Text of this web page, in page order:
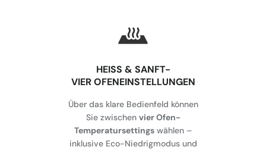
HEISS & SANFT-
VIER OFENEINSTELLUNGEN
Über das klare Bedienfeld können
Sie zwischen vier Ofen-
Temperatursettings wählen –
inklusive Eco-Niedrigmodus und